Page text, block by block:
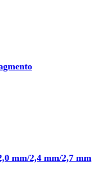
mm/2,4 mm/2,7 mm